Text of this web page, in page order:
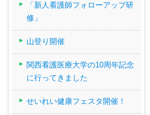
「新人看護師フォローアップ研
修」
山登り開催
関西看護医療大学の10周年記念
に行ってきました
せいれい健康フェスタ開催！